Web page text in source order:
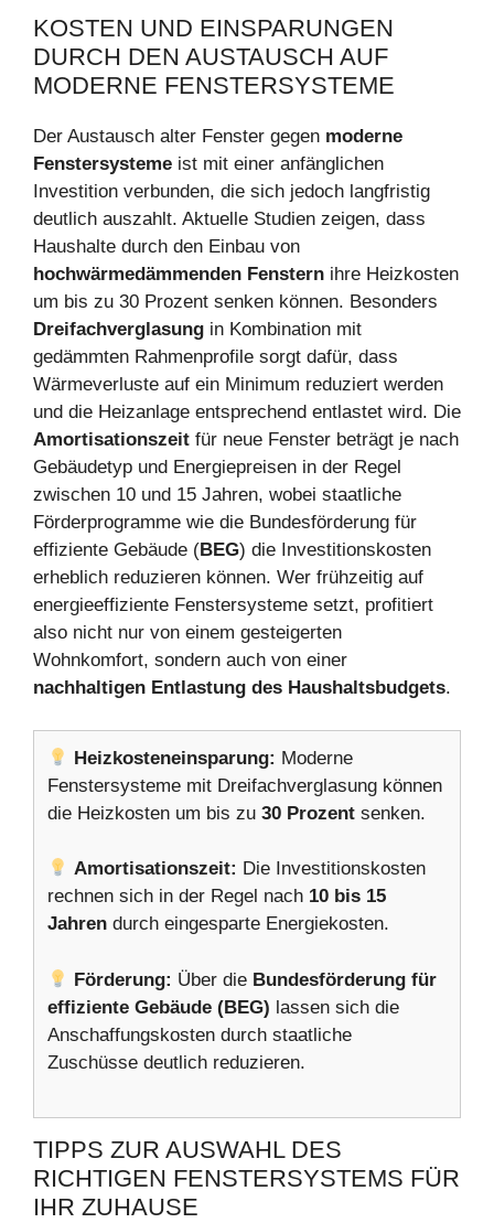
KOSTEN UND EINSPARUNGEN
DURCH DEN AUSTAUSCH AUF
MODERNE FENSTERSYSTEME
Der Austausch alter Fenster gegen moderne
Fenstersysteme ist mit einer anfänglichen
Investition verbunden, die sich jedoch langfristig
deutlich auszahlt. Aktuelle Studien zeigen, dass
Haushalte durch den Einbau von
hochwärmedämmenden Fenstern ihre Heizkosten
um bis zu 30 Prozent senken können. Besonders
Dreifachverglasung in Kombination mit
gedämmten Rahmenprofile sorgt dafür, dass
Wärmeverluste auf ein Minimum reduziert werden
und die Heizanlage entsprechend entlastet wird. Die
Amortisationszeit für neue Fenster beträgt je nach
Gebäudetyp und Energiepreisen in der Regel
zwischen 10 und 15 Jahren, wobei staatliche
Förderprogramme wie die Bundesförderung für
effiziente Gebäude (BEG) die Investitionskosten
erheblich reduzieren können. Wer frühzeitig auf
energieeffiziente Fenstersysteme setzt, profitiert
also nicht nur von einem gesteigerten
Wohnkomfort, sondern auch von einer
nachhaltigen Entlastung des Haushaltsbudgets.
Heizkosteneinsparung: Moderne
Fenstersysteme mit Dreifachverglasung können
die Heizkosten um bis zu 30 Prozent senken.
Amortisationszeit: Die Investitionskosten
rechnen sich in der Regel nach 10 bis 15
Jahren durch eingesparte Energiekosten.
Förderung: Über die Bundesförderung für
effiziente Gebäude (BEG) lassen sich die
Anschaffungskosten durch staatliche
Zuschüsse deutlich reduzieren.
TIPPS ZUR AUSWAHL DES
RICHTIGEN FENSTERSYSTEMS FÜR
IHR ZUHAUSE